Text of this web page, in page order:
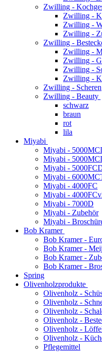
Zwilling -
Zwilling -
Zwilling -
Zwilling -
Zwilling -
Zwilling -
Zwilling -
Zwilling -
Zwilling -
Zwilling - Scheren
Zwilling - Beauty
schwarz
braun
rot
lila
Miyabi
Miyabi -
Miyabi -
Miyabi -
Miyabi -
Miyabi - 4000FC
Miyabi -
Miyabi - 7000D
Miyabi - Zubehör
Miyabi -
Bob Kramer
Bob Kramer -
Bob Kramer -
Bob Kramer -
Bob Kramer -
Spring
Olivenholzprodukte
Olivenholz -
Olivenholz -
Olivenholz -
Olivenholz -
Olivenholz -
Olivenholz -
Pflegemittel